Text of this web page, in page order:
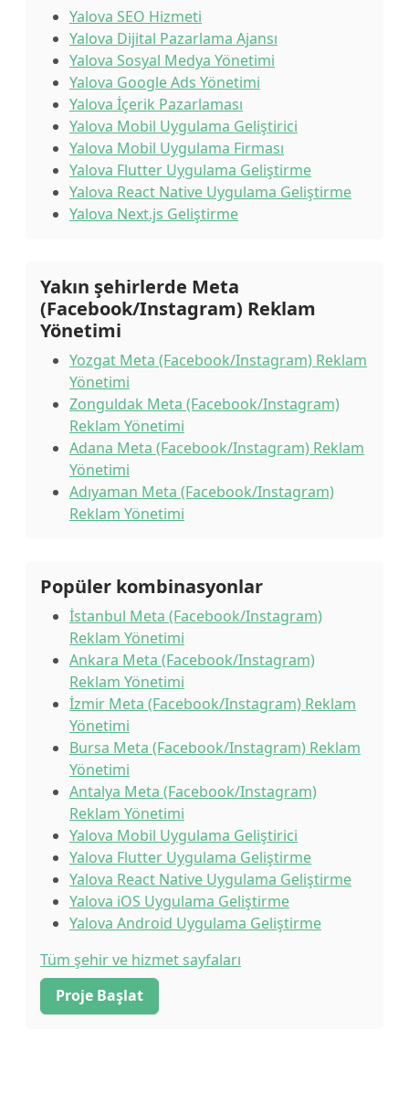
Yalova SEO Hizmeti
Yalova Dijital Pazarlama Ajansı
Yalova Sosyal Medya Yönetimi
Yalova Google Ads Yönetimi
Yalova İçerik Pazarlaması
Yalova Mobil Uygulama Geliştirici
Yalova Mobil Uygulama Firması
Yalova Flutter Uygulama Geliştirme
Yalova React Native Uygulama Geliştirme
Yalova Next.js Geliştirme
Yakın şehirlerde Meta
(Facebook/Instagram) Reklam
Yönetimi
Yozgat Meta (Facebook/Instagram) Reklam
Yönetimi
Zonguldak Meta (Facebook/Instagram)
Reklam Yönetimi
Adana Meta (Facebook/Instagram) Reklam
Yönetimi
Adıyaman Meta (Facebook/Instagram)
Reklam Yönetimi
Popüler kombinasyonlar
İstanbul Meta (Facebook/Instagram)
Reklam Yönetimi
Ankara Meta (Facebook/Instagram)
Reklam Yönetimi
İzmir Meta (Facebook/Instagram) Reklam
Yönetimi
Bursa Meta (Facebook/Instagram) Reklam
Yönetimi
Antalya Meta (Facebook/Instagram)
Reklam Yönetimi
Yalova Mobil Uygulama Geliştirici
Yalova Flutter Uygulama Geliştirme
Yalova React Native Uygulama Geliştirme
Yalova iOS Uygulama Geliştirme
Yalova Android Uygulama Geliştirme
Tüm şehir ve hizmet sayfaları
Proje Başlat